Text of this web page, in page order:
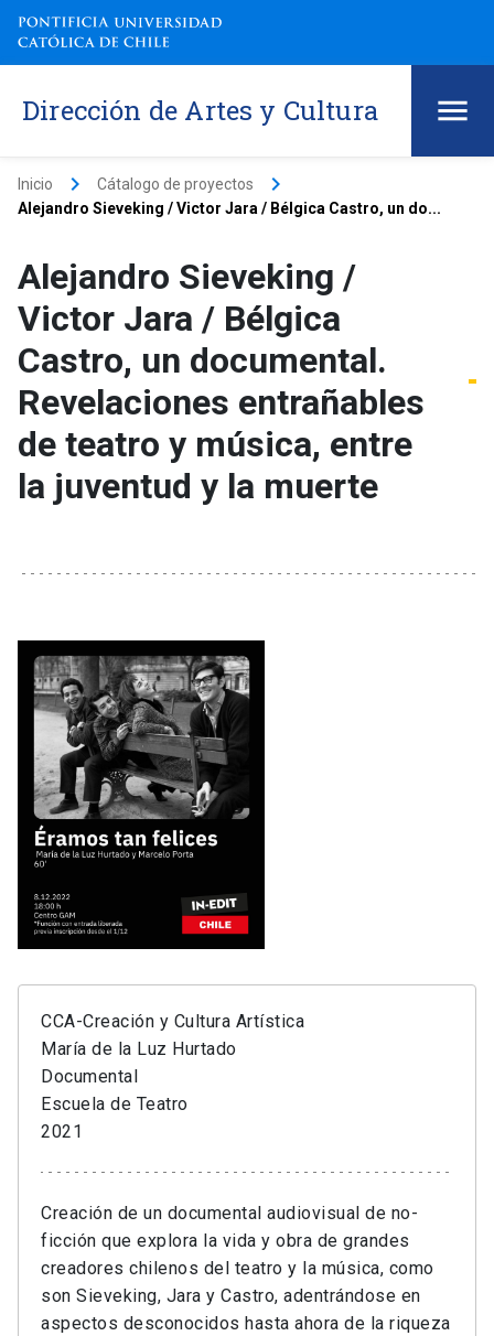
Dirección de Artes y Cultura
Inicio keyboard_arrow_right Cátalogo de proyectos keyboard_arrow_right
Alejandro Sieveking / Victor Jara / Bélgica Castro, un do...
Alejandro Sieveking /
Victor Jara / Bélgica
Castro, un documental.
Revelaciones entrañables
de teatro y música, entre
la juventud y la muerte
CCA-Creación y Cultura Artística
María de la Luz Hurtado
Documental
Escuela de Teatro
2021
Creación de un documental audiovisual de no-
ficción que explora la vida y obra de grandes
creadores chilenos del teatro y la música, como
son Sieveking, Jara y Castro, adentrándose en
aspectos desconocidos hasta ahora de la riqueza